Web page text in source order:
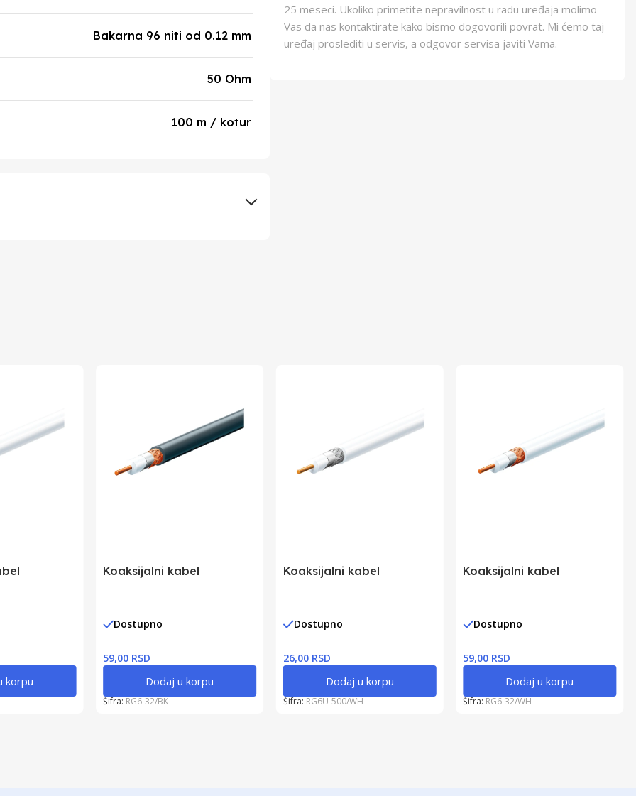
Bakarna 96 niti od 0.12 mm
50 Ohm
100 m / kotur
2220034101001
25 meseci. Ukoliko primetite nepravilnost u radu uređaja molimo
Vas da nas kontaktirate kako bismo dogovorili povrat. Mi ćemo taj
uređaj proslediti u servis, a odgovor servisa javiti Vama.
korpu
Koaksijalni kabel
Dostupno
59,00 RSD
Dodaj u korpu
Šifra: RG6-32/BK
Koaksijalni kabel
Dostupno
26,00 RSD
Dodaj u korpu
Šifra: RG6U-500/WH
Koaksijalni kabel
Dostupno
59,00 RSD
Dodaj u korpu
Šifra: RG6-32/WH